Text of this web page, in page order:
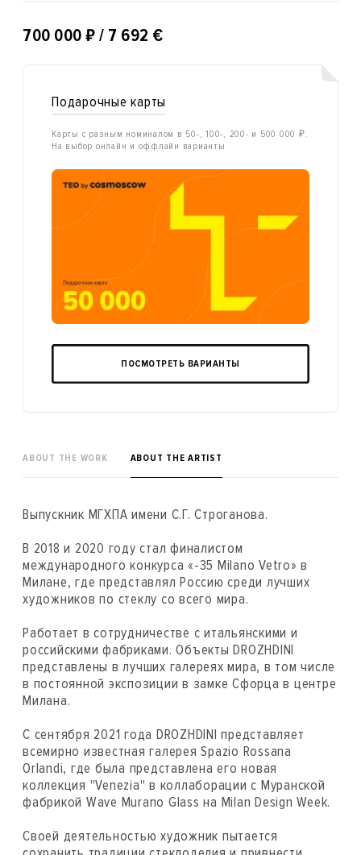
700 000 ₽ / 7 692 €
Подарочные карты
Карты с разным номиналом в 50-, 100-, 200- и 500 000 ₽.
На выбор онлайн и оффлайн варианты
ПОСМОТРЕТЬ ВАРИАНТЫ
ABOUT THE WORK ABOUT THE ARTIST
Выпускник МГХПА имени С.Г. Строганова.
В 2018 и 2020 году стал финалистом
международного конкурса «-35 Milano Vetro» в
Милане, где представлял Россию среди лучших
художников по стеклу со всего мира.
Работает в сотрудничестве с итальянскими и
российскими фабриками. Объекты DROZHDINI
представлены в лучших галереях мира, в том числе
в постоянной экспозиции в замке Сфорца в центре
Милана.
С сентября 2021 года DROZHDINI представляет
всемирно известная галерея Spazio Rossana
Orlandi, где была представлена его новая
коллекция "Venezia" в коллаборации с Муранской
фабрикой Wave Murano Glass на Milan Design Week.
Своей деятельностью художник пытается